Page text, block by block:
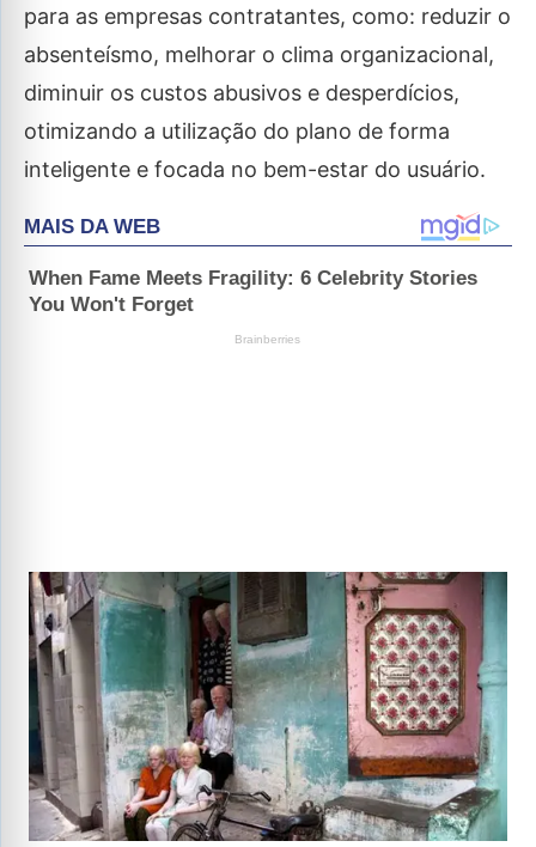
para as empresas contratantes, como: reduzir o
absenteísmo, melhorar o clima organizacional,
diminuir os custos abusivos e desperdícios,
otimizando a utilização do plano de forma
inteligente e focada no bem-estar do usuário.